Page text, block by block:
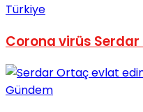
Türkiye
Corona virüs Serdar
Gündem